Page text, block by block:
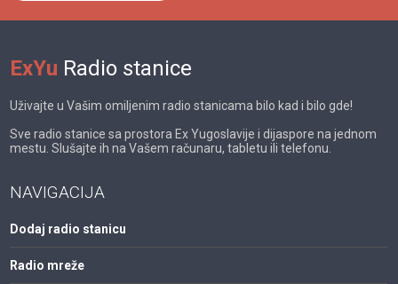
ExYu Radio stanice
Uživajte u Vašim omiljenim radio stanicama bilo kad i bilo gde!
Sve radio stanice sa prostora Ex Yugoslavije i dijaspore na jednom
mestu. Slušajte ih na Vašem računaru, tabletu ili telefonu.
NAVIGACIJA
Dodaj radio stanicu
Radio mreže